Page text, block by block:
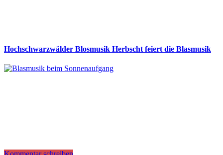
Hochschwarzwälder Blosmusik Herbscht feiert die Blasmusik